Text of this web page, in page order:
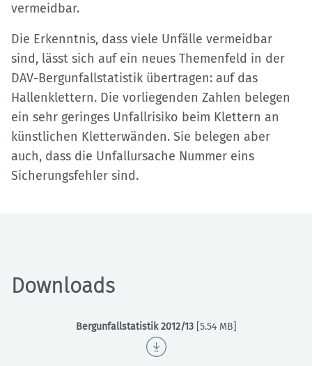
vermeidbar.
Die Erkenntnis, dass viele Unfälle vermeidbar
sind, lässt sich auf ein neues Themenfeld in der
DAV-Bergunfallstatistik übertragen: auf das
Hallenklettern. Die vorliegenden Zahlen belegen
ein sehr geringes Unfallrisiko beim Klettern an
künstlichen Kletterwänden. Sie belegen aber
auch, dass die Unfallursache Nummer eins
Sicherungsfehler sind.
Downloads
Bergunfallstatistik 2012/13[5.54 MB]